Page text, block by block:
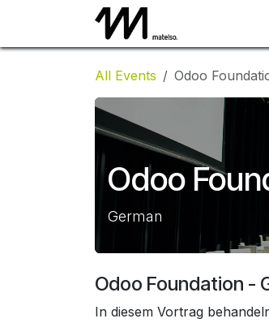
All Events Odoo
Odoo
German
Odoo Foundation -
In diesem Vortrag